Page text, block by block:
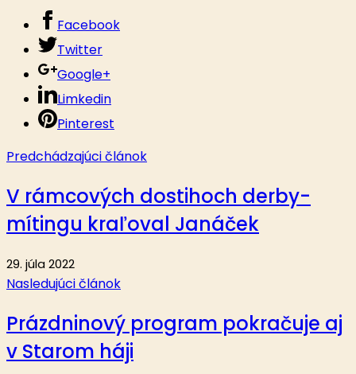
Facebook
Twitter
Google+
Limkedin
Pinterest
Predchádzajúci článok
V rámcových dostihoch derby-
mítingu kraľoval Janáček
29. júla 2022
Nasledujúci článok
Prázdninový program pokračuje aj
v Starom háji